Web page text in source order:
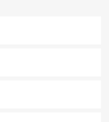
情を楽しめる外せないスポット